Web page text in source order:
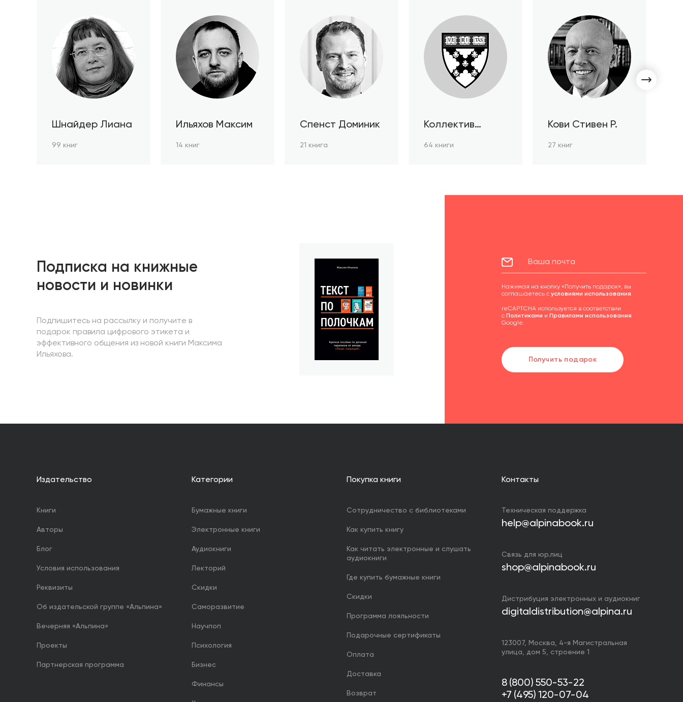
Шнайдер Лиана
99 книг
Ильяхов Максим
14 книг
Спенст Доминик
21 книга
Коллектив
64 книги
Кови Стивен Р.
27 книг
Подписка на книжные
новости и новинки
Подпишитесь на рассылку и получите в
подарок правила цифрового этикета и
эффективного общения из новой книги Максима
Ильяхова.
Нажимая на кнопку «Получить подарок», вы
соглашаетесь с условиями использования.
reCAPTCHA используется в соответствии
с Политиками и Правилами использования
Google.
Получить подарок
Издательство
Книги
Авторы
Блог
Условия использования
Реквизиты
Об издательской группе «Альпина»
Вечерняя «Альпина»
Проекты
Партнерская программа
Категории
Бумажные книги
Электронные книги
Аудиокниги
Лекторий
Скидки
Саморазвитие
Научпоп
Психология
Бизнес
Финансы
Покупка книги
Сотрудничество с библиотеками
Как купить книгу
Как читать электронные и слушать
аудиокниги
Где купить бумажные книги
Скидки
Программа лояльности
Подарочные сертификаты
Оплата
Доставка
Возврат
Контакты
Техническая поддержка
help@alpinabook.ru
Связь для юр.лиц
shop@alpinabook.ru
Дистрибуция электронных и аудиокниг
digitaldistribution@alpina.ru
123007, Москва, 4-я Магистральная
улица, дом 5, строение 1
8 (800) 550-53-22
+7 (495) 120-07-04